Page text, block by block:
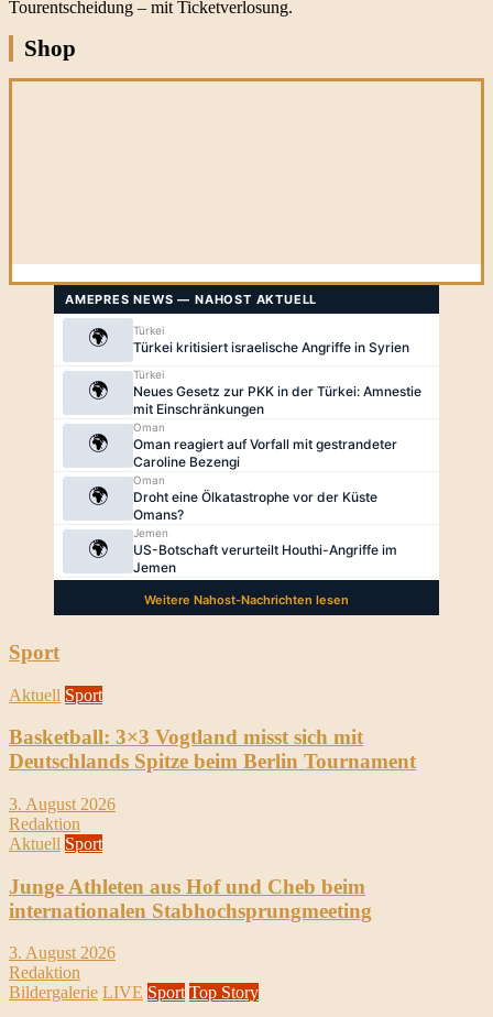
Tourentscheidung – mit Ticketverlosung.
Shop
Sport
Aktuell Sport
Basketball: 3×3 Vogtland misst sich mit
Deutschlands Spitze beim Berlin Tournament
3. August 2026
Redaktion
Aktuell Sport
Junge Athleten aus Hof und Cheb beim
internationalen Stabhochsprungmeeting
3. August 2026
Redaktion
Bildergalerie LIVE Sport Top Story